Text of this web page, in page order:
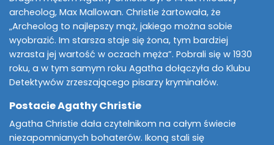
archeolog, Max Mallowan. Christie żartowała, że
„Archeolog to najlepszy mąż, jakiego można sobie
wyobrazić. Im starsza staje się żona, tym bardziej
wzrasta jej wartość w oczach męża”. Pobrali się w 1930
roku, a w tym samym roku Agatha dołączyła do Klubu
Detektywów zrzeszającego pisarzy kryminałów.
Postacie Agathy Christie
Agatha Christie dała czytelnikom na całym świecie
niezapomnianych bohaterów. Ikoną stali się